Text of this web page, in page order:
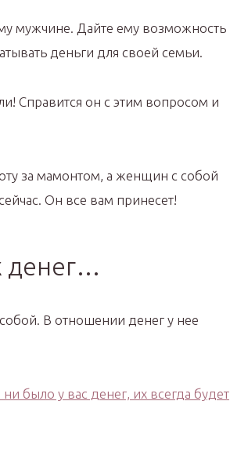
мужчине. Дайте ему возможность
деньги для своей семьи.
Справится он с этим вопросом и
за мамонтом, а женщин с собой
Он все вам принесет!
денег…
В отношении денег у нее
было у вас денег, их всегда будет